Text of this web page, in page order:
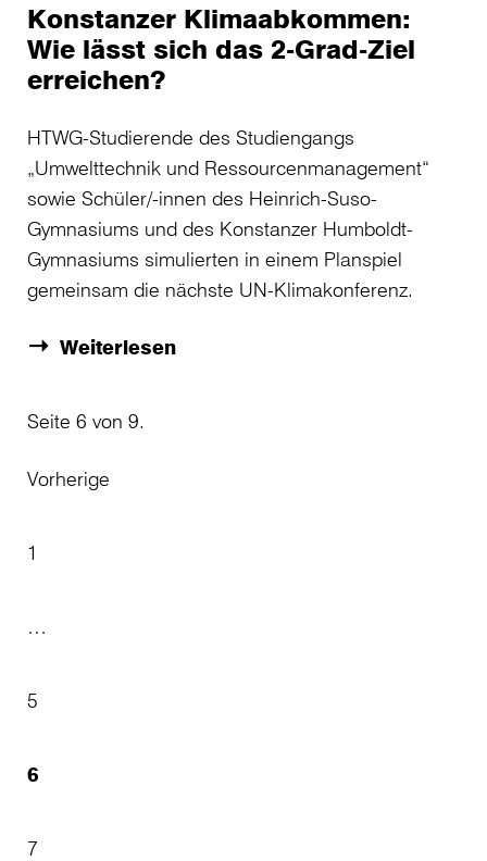
Konstanzer Klimaabkommen:
Wie lässt sich das 2-Grad-Ziel
erreichen?
HTWG-Studierende des Studiengangs
„Umwelttechnik und Ressourcenmanagement“
sowie Schüler/-innen des Heinrich-Suso-
Gymnasiums und des Konstanzer Humboldt-
Gymnasiums simulierten in einem Planspiel
gemeinsam die nächste UN-Klimakonferenz.
Weiterlesen
Seite 6 von 9.
Vorherige
1
…
5
6
7